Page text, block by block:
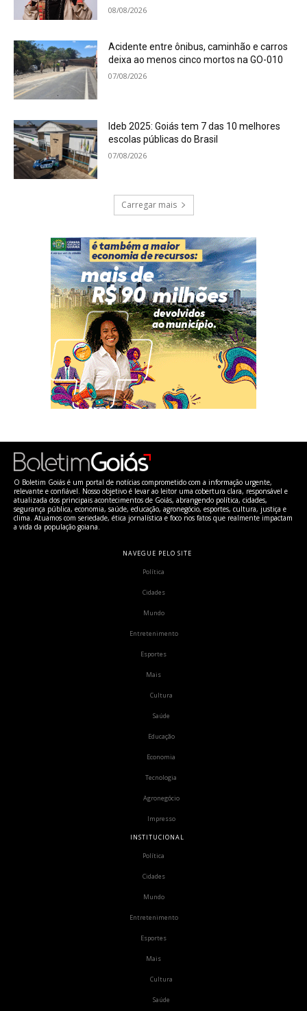
08/08/2026
Acidente entre ônibus, caminhão e carros
deixa ao menos cinco mortos na GO-010
07/08/2026
Ideb 2025: Goiás tem 7 das 10 melhores
escolas públicas do Brasil
07/08/2026
Carregar mais
O Boletim Goiás é um portal de notícias comprometido com a informação urgente,
relevante e confiável. Nosso objetivo é levar ao leitor uma cobertura clara, responsável e
atualizada dos principais acontecimentos de Goiás, abrangendo política, cidades,
segurança pública, economia, saúde, educação, agronegócio, esportes, cultura, justiça e
clima. Atuamos com seriedade, ética jornalística e foco nos fatos que realmente impactam
a vida da população goiana.
NAVEGUE PELO SITE
Política
Cidades
Mundo
Entretenimento
Esportes
Mais
Cultura
Saúde
Educação
Economia
Tecnologia
Agronegócio
Impresso
INSTITUCIONAL
Política
Cidades
Mundo
Entretenimento
Esportes
Mais
Cultura
Saúde